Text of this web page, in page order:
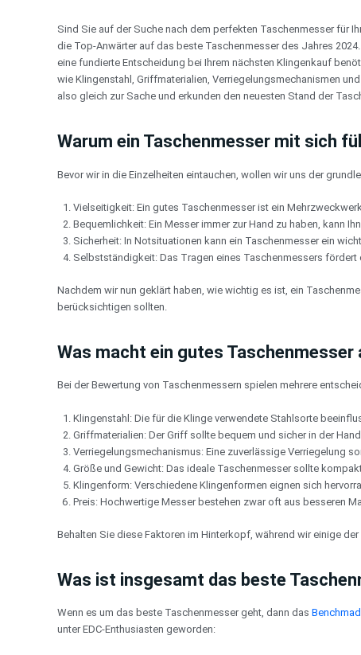
Sind Sie auf der Suche nach dem perfekten Taschenmesser für
die Top-Anwärter auf das beste Taschenmesser des Jahres
eine fundierte Entscheidung bei Ihrem nächsten Klingenkauf
wie Klingenstahl, Griffmaterialien, Verriegelungsmechanismen
also gleich zur Sache und erkunden den neuesten Stand der
Warum ein Taschenmesser mit sich
Bevor wir in die Einzelheiten eintauchen, wollen wir uns der
Vielseitigkeit: Ein gutes Taschenmesser ist ein
Bequemlichkeit: Ein Messer immer zur Hand zu haben, kann
Sicherheit: In Notsituationen kann ein Taschenmesser ein
Selbstständigkeit: Das Tragen eines Taschenmessers
Nachdem wir nun geklärt haben, wie wichtig es ist, ein
berücksichtigen sollten.
Was macht ein gutes Taschenmesser
Bei der Bewertung von Taschenmessern spielen mehrere
Klingenstahl: Die für die Klinge verwendete Stahlsorte
Griffmaterialien: Der Griff sollte bequem und sicher in der
Verriegelungsmechanismus: Eine zuverlässige Verriegelung
Größe und Gewicht: Das ideale Taschenmesser sollte
Klingenform: Verschiedene Klingenformen eignen sich
Preis: Hochwertige Messer bestehen zwar oft aus besseren
Behalten Sie diese Faktoren im Hinterkopf, während wir einige
Was ist insgesamt das beste
Wenn es um das beste Taschenmesser geht, dann das
unter EDC-Enthusiasten geworden: